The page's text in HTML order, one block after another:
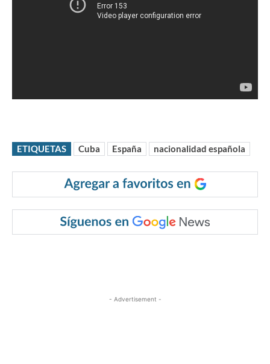
ETIQUETAS Cuba España nacionalidad española
- Advertisement -